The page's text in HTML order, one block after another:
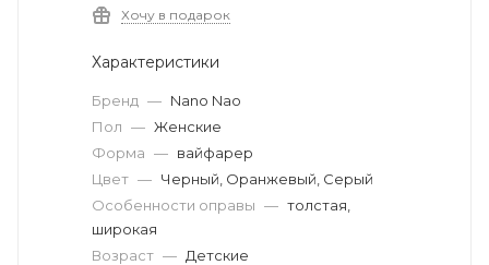
Хочу в подарок
Характеристики
Бренд — Nano Nao
Пол — Женские
Форма — вайфарер
Цвет — Черный, Оранжевый, Серый
Особенности оправы — толстая,
широкая
Возраст — Детские